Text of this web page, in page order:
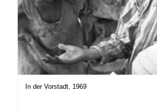
In der Vorstadt, 1969